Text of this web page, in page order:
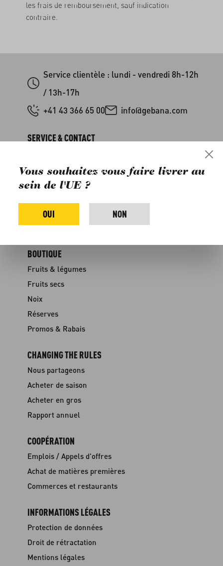
les frais de remboursement, sauf indication
contraire.
Service clientèle : lundi - vendredi 8h-12h
/ 13h-17h
+41 43 366 65 00
info@gebana.com
SERVICE & CONTACT
FAQ
Livraison & paiement
Contact
Médias
BOUTIQUE
Fruits & légumes
Fruits secs
Noix
Réserves
Promos & Rabais
CHANGING THE RULES
Nous partageons
Acheter de saison
Acheter en gros
Rapport annuel
COOPÉRATION
Emplois / Appels d'offres
Achat de matières premières
Commerces et restaurants
INFORMATIONS LÉGALES
Protection de données
Droit de rétractation
Mentions légales
Vous souhaitez vous faire livrer au
sein de l'UE ?
OUI NON